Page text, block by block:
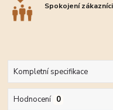
Spokojení zákazníci
Kompletní specifikace
Hodnocení 0